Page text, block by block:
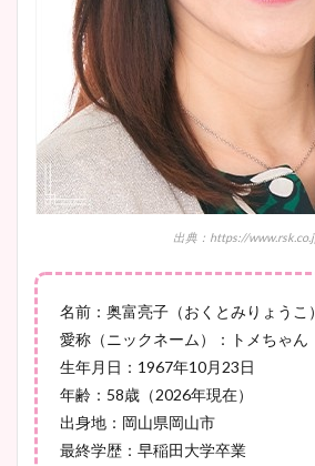
鈴木唯
ヤバす
イエッ
豊島実
とめ！
宇賀
まと
出典：https://
名前：奥富亮子（おくとみりょうこ）
愛称（ニックネーム）：トメちゃん
生年月日：1967年10月23日
年齢：58歳（2026年現在）
出身地：岡山県岡山市
最終学歴：早稲田大学卒業